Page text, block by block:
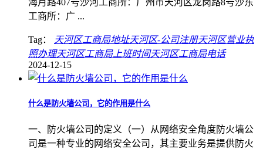
工商所：广 ...
Tag： 天河区工商局地址天河区-公司注册天河区营业执
照办理天河区工商局上班时间天河区工商局电话
2024-12-15
什么是防火墙公司，它的作用是什么
一、防火墙公司的定义（一）从网络安全角度防火墙公
司是一种专业的网络安全公司，其主要业务是提供防火